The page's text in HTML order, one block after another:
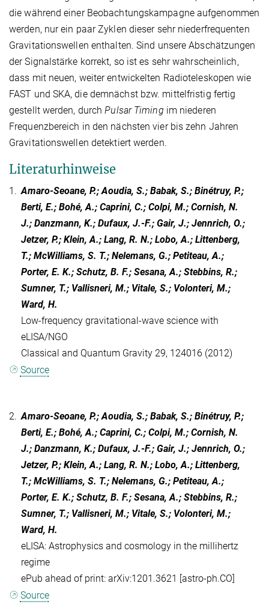
die während einer Beobachtungskampagne aufgenommen
werden, nur ein paar Zyklen dieser sehr niederfrequenten
Gravitationswellen enthalten. Sind unsere Abschätzungen
der Signalstärke korrekt, so ist es sehr wahrscheinlich,
dass mit neuen, weiter entwickelten Radioteleskopen wie
FAST und SKA, die demnächst bzw. mittelfristig fertig
gestellt werden, durchPulsar Timing im niederen
Frequenzbereich in den nächsten vier bis zehn Jahren
Gravitationswellen detektiert werden.
Literaturhinweise
1. Amaro-Seoane, P.; Aoudia, S.; Babak, S.; Binétruy, P.;
Berti, E.; Bohé, A.; Caprini, C.; Colpi, M.; Cornish, N.
J.; Danzmann, K.; Dufaux, J.-F.; Gair, J.; Jennrich, O.;
Jetzer, P.; Klein, A.; Lang, R. N.; Lobo, A.; Littenberg,
T.; McWilliams, S. T.; Nelemans, G.; Petiteau, A.;
Porter, E. K.; Schutz, B. F.; Sesana, A.; Stebbins, R.;
Sumner, T.; Vallisneri, M.; Vitale, S.; Volonteri, M.;
Ward, H.
Low-frequency gravitational-wave science with
eLISA/NGO
Classical and Quantum Gravity 29, 124016 (2012)
Source
2. Amaro-Seoane, P.; Aoudia, S.; Babak, S.; Binétruy, P.;
Berti, E.; Bohé, A.; Caprini, C.; Colpi, M.; Cornish, N.
J.; Danzmann, K.; Dufaux, J.-F.; Gair, J.; Jennrich, O.;
Jetzer, P.; Klein, A.; Lang, R. N.; Lobo, A.; Littenberg,
T.; McWilliams, S. T.; Nelemans, G.; Petiteau, A.;
Porter, E. K.; Schutz, B. F.; Sesana, A.; Stebbins, R.;
Sumner, T.; Vallisneri, M.; Vitale, S.; Volonteri, M.;
Ward, H.
eLISA: Astrophysics and cosmology in the millihertz
regime
ePub ahead of print: arXiv:1201.3621 [astro-ph.CO]
Source